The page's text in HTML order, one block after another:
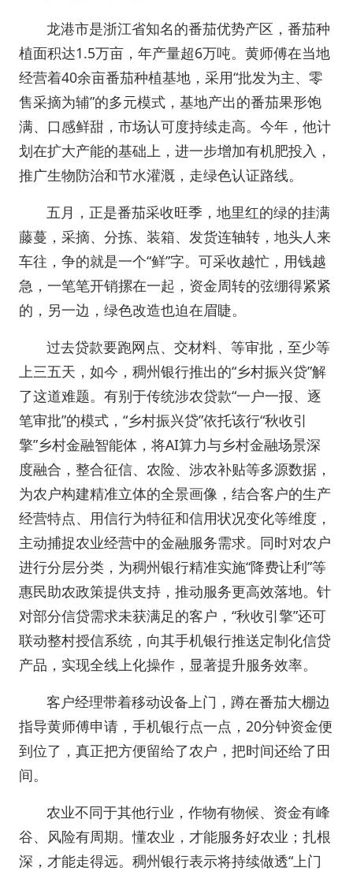
龙港市是浙江省知名的番茄优势产区，番茄种
植面积达1.5万亩，年产量超6万吨。黄师傅在当地
经营着40余亩番茄种植基地，采用“批发为主、零
售采摘为辅”的多元模式，基地产出的番茄果形饱
满、口感鲜甜，市场认可度持续走高。今年，他计
划在扩大产能的基础上，进一步增加有机肥投入，
推广生物防治和节水灌溉，走绿色认证路线。
五月，正是番茄采收旺季，地里红的绿的挂满
藤蔓，采摘、分拣、装箱、发货连轴转，地头人来
车往，争的就是一个“鲜”字。可采收越忙，用钱越
急，一笔笔开销摞在一起，资金周转的弦绷得紧紧
的，另一边，绿色改造也迫在眉睫。
过去贷款要跑网点、交材料、等审批，至少等
上三五天，如今，稠州银行推出的“乡村振兴贷”解
了这道难题。有别于传统涉农贷款“一户一报、逐
笔审批”的模式，“乡村振兴贷”依托该行“秋收引
擎”乡村金融智能体，将AI算力与乡村金融场景深
度融合，整合征信、农险、涉农补贴等多源数据，
为农户构建精准立体的全景画像，结合客户的生产
经营特点、用信行为特征和信用状况变化等维度，
主动捕捉农业经营中的金融服务需求。同时对农户
进行分层分类，为稠州银行精准实施“降费让利”等
惠民助农政策提供支持，推动服务更高效落地。针
对部分信贷需求未获满足的客户，“秋收引擎”还可
联动整村授信系统，向其手机银行推送定制化信贷
产品，实现全线上化操作，显著提升服务效率。
客户经理带着移动设备上门，蹲在番茄大棚边
指导黄师傅申请，手机银行点一点，20分钟资金便
到位了，真正把方便留给了农户，把时间还给了田
间。
农业不同于其他行业，作物有物候、资金有峰
谷、风险有周期。懂农业，才能服务好农业；扎根
深，才能走得远。稠州银行表示将持续做透“上门